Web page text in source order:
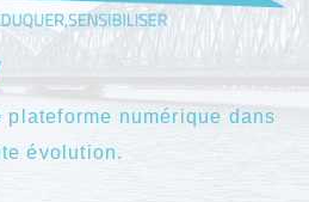
plateforme numérique dans
évolution.